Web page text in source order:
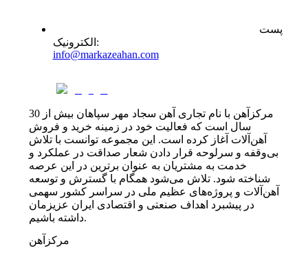
پست
الکترونیک :
info@markazeahan.com
مرکزآهن با نام تجاری آهن سجاد مهر سپاهان بیش از 30
سال است که فعالیت خود در زمینه خرید و فروش
آهن‌آلات آغاز کرده است. این مجموعه توانست با تلاش
بی‌وقفه و سرلوحه قرار دادن شعار صداقت در عملکرد و
خدمت به مشتریان به عنوان برترین در این عرصه
شناخته شود. تلاش می‌شود همگام با گسترش و توسعه
آهن‌آلات و پروژه‌های عظیم ملی در سراسر کشور سهمی
در پیشبرد اهداف صنعتی و اقتصادی ایران عزیزمان
داشته باشیم.
مرکزآهن